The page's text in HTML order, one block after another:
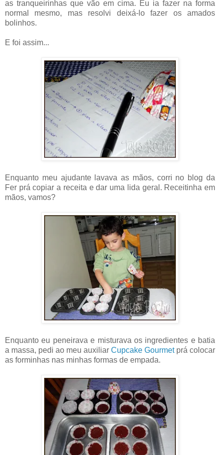
as tranqueirinhas que vão em cima. Eu ia fazer na forma
normal mesmo, mas resolvi deixá-lo fazer os amados
bolinhos.
E foi assim...
Enquanto meu ajudante lavava as mãos, corri no blog da
Fer prá copiar a receita e dar uma lida geral. Receitinha em
mãos, vamos?
Enquanto eu peneirava e misturava os ingredientes e batia
a massa, pedi ao meu auxiliar Cupcake Gourmetprá colocar
as forminhas nas minhas formas de empada.